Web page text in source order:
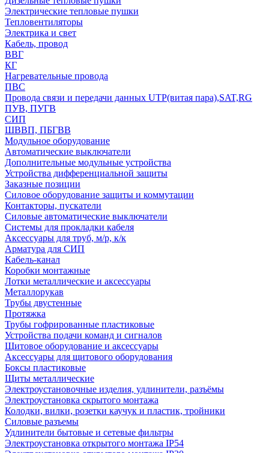
Электрические тепловые пушки
Тепловентиляторы
Электрика и свет
Кабель, провод
ВВГ
КГ
Нагревательные провода
ПВС
Провода связи и передачи данных UTP(витая пара),SAT,RG
ПУВ, ПУГВ
СИП
ШВВП, ПБГВВ
Модульное оборудование
Автоматические выключатели
Дополнительные модульные устройства
Устройства дифференциальной защиты
Заказные позиции
Силовое оборудование защиты и коммутации
Контакторы, пускатели
Силовые автоматические выключатели
Системы для прокладки кабеля
Аксессуары для труб, м/р, к/к
Арматура для СИП
Кабель-канал
Коробки монтажные
Лотки металлические и аксессуары
Металлорукав
Трубы двустенные
Протяжка
Трубы гофрированные пластиковые
Устройства подачи команд и сигналов
Щитовое оборудование и аксессуары
Аксессуары для щитового оборудования
Боксы пластиковые
Щиты металлические
Электроустановочные изделия, удлинители, разъёмы
Электроустановка скрытого монтажа
Колодки, вилки, розетки каучук и пластик, тройники
Силовые разъемы
Удлинители бытовые и сетевые фильтры
Электроустановка открытого монтажа IP54